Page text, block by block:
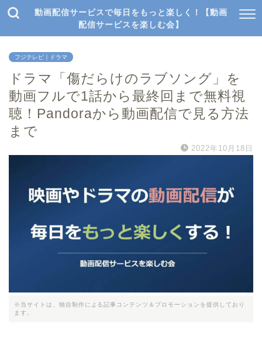
動画配信サービスで毎日をもっと楽しく！【動画
配信サービスを楽しむ会】
フジテレビ｜ドラマ
ドラマ「傷だらけのラブソング」を
動画フルで1話から最終回まで無料視
聴！Pandoraから動画配信で見る方法
まで
2022年10月18日
※当サイトは、独自制作による記事コンテンツ＆プロモーションを提供しており
ます。